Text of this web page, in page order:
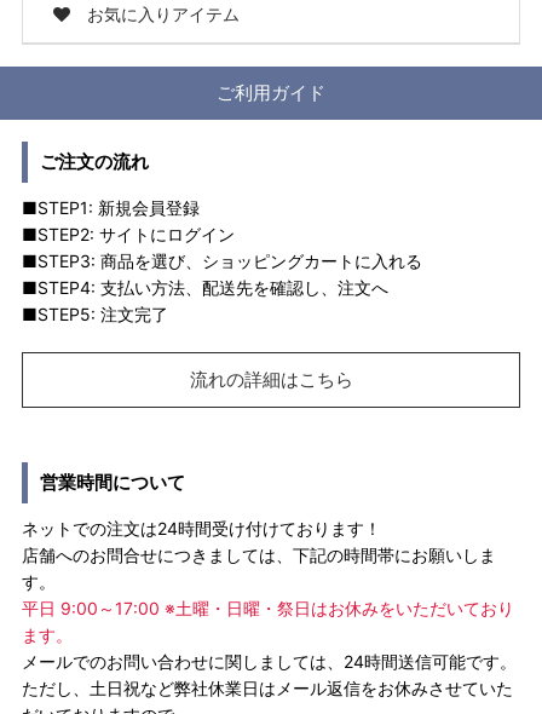
お気に入りアイテム
ご利用ガイド
ご注文の流れ
■STEP1: 新規会員登録
■STEP2: サイトにログイン
■STEP3: 商品を選び、ショッピングカートに入れる
■STEP4: 支払い方法、配送先を確認し、注文へ
■STEP5: 注文完了
流れの詳細はこちら
営業時間について
ネットでの注文は24時間受け付けております！
店舗へのお問合せにつきましては、下記の時間帯にお願いしま
す。
平日 9:00～17:00 ※土曜・日曜・祭日はお休みをいただいており
ます。
メールでのお問い合わせに関しましては、24時間送信可能です。
ただし、土日祝など弊社休業日はメール返信をお休みさせていた